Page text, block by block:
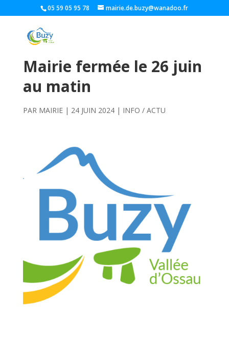
05 59 05 95 78 mairie.de.buzy@wanadoo.fr
Mairie fermée le 26 juin
au matin
PAR MAIRIE| 24 JUIN 2024| INFO / ACTU